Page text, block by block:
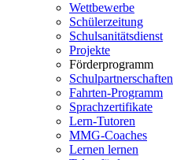
Wettbewerbe
Schülerzeitung
Schulsanitätsdienst
Projekte
Förderprogramm
Schulpartnerschaften
Fahrten-Programm
Sprachzertifikate
Lern-Tutoren
MMG-Coaches
Lernen lernen